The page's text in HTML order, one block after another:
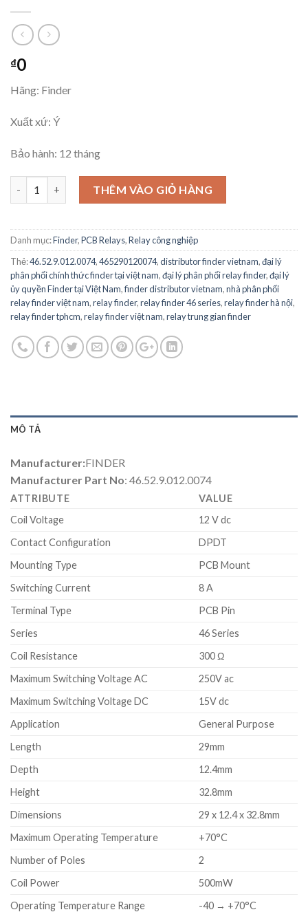
₫0
Hãng: Finder
Xuất xứ: Ý
Bảo hành: 12 tháng
46.52.9.012.0074 - General Purpose Relay, 46 Series, Power,
THÊM VÀO GIỎ HÀNG
Danh mục:Finder,PCB Relays,Relay công nghiệp
Thẻ:46.52.9.012.0074,465290120074,distributor finder vietnam,đại lý
phân phối chính thức finder tại việt nam,đại lý phân phối relay finder,đại lý
ủy quyền Finder tại Việt Nam,finder distributor vietnam,nhà phân phối
relay finder việt nam,relay finder,relay finder 46 series,relay finder hà nội,
relay finder tphcm,relay finder việt nam,relay trung gian finder
MÔ TẢ
Manufacturer:FINDER
Manufacturer Part No: 46.52.9.012.0074
ATTRIBUTE
VALUE
Coil Voltage
12 V dc
Contact Configuration
DPDT
Mounting Type
PCB Mount
Switching Current
8 A
Terminal Type
PCB Pin
Series
46 Series
Coil Resistance
300 Ω
Maximum Switching Voltage AC
250V ac
Maximum Switching Voltage DC
15V dc
Application
General Purpose
Length
29mm
Depth
12.4mm
Height
32.8mm
Dimensions
29 x 12.4 x 32.8mm
Maximum Operating Temperature
+70°C
Number of Poles
2
Coil Power
500mW
Operating Temperature Range
-40 → +70°C